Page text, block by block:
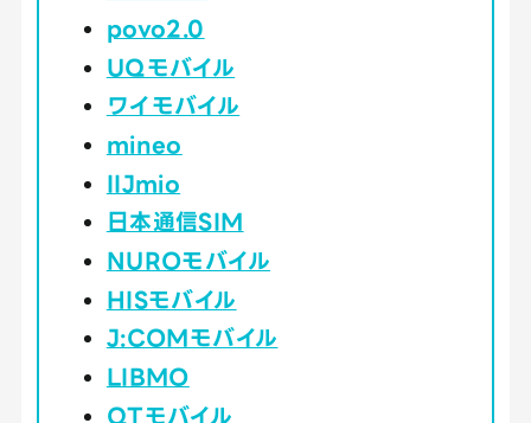
povo2.0
UQモバイル
ワイモバイル
mineo
IIJmio
日本通信SIM
NUROモバイル
HISモバイル
J:COMモバイル
LIBMO
QTモバイル